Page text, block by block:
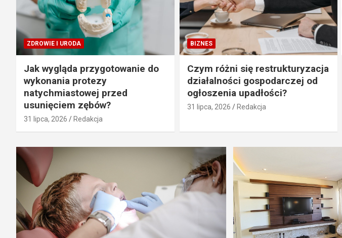
ZDROWIE I URODA
Jak wygląda przygotowanie do
wykonania protezy
natychmiastowej przed
usunięciem zębów?
31 lipca, 2026 Redakcja
BIZNES
Czym różni się restrukturyzacja
działalności gospodarczej od
ogłoszenia upadłości?
31 lipca, 2026 Redakcja